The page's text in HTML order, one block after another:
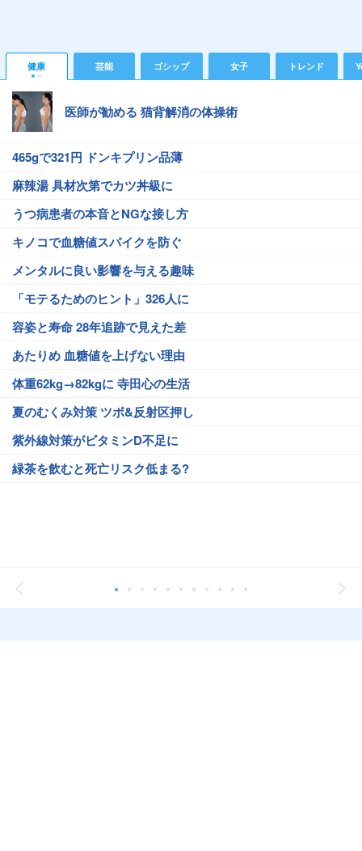
健康 芸能 ゴシップ 女子 トレンド
医師が勧める 猫背解消の体操術
465gで321円 ドンキプリン品薄
麻辣湯 具材次第でカツ丼級に
うつ病患者の本音とNGな接し方
キノコで血糖値スパイクを防ぐ
メンタルに良い影響を与える趣味
「モテるためのヒント」326人に
容姿と寿命 28年追跡で見えた差
あたりめ 血糖値を上げない理由
体重62kg→82kgに 寺田心の生活
夏のむくみ対策 ツボ&反射区押し
紫外線対策がビタミンD不足に
緑茶を飲むと死亡リスク低まる?